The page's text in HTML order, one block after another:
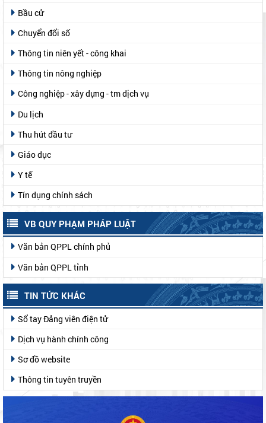
Bầu cử
Chuyển đổi số
Thông tin niên yết - công khai
Thông tin nông nghiệp
Công nghiệp - xây dựng - tm dịch vụ
Du lịch
Thu hút đầu tư
Giáo dục
Y tế
Tín dụng chính sách
VB QUY PHẠM PHÁP LUẬT
Văn bản QPPL chính phủ
Văn bản QPPL tỉnh
TIN TỨC KHÁC
Sổ tay Đảng viên điện tử
Dịch vụ hành chính công
Sơ đồ website
Thông tin tuyên truyền